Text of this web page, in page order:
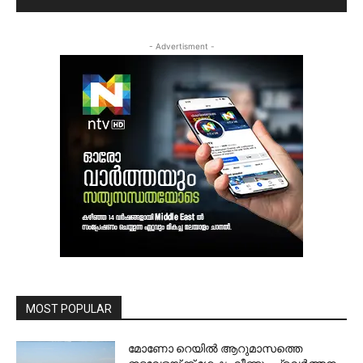
- Advertisment -
MOST POPULAR
മോണോ റെയില്‍ ആറുമാസത്തെ